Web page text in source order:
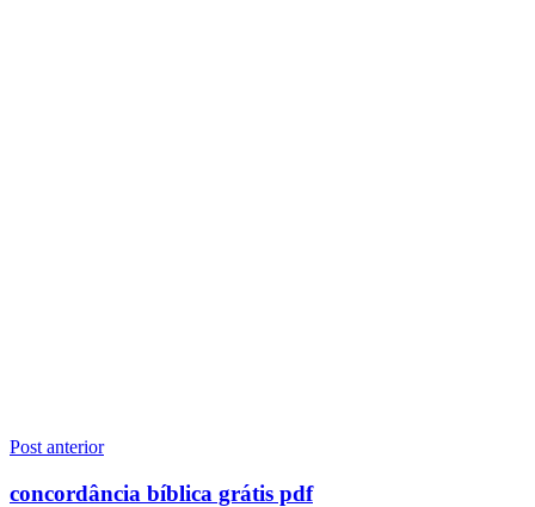
Navegação
de
Post anterior
concordância bíblica grátis pdf